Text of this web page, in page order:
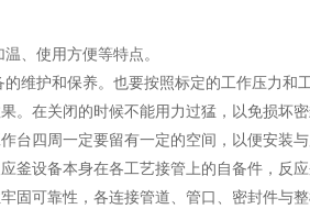
、使用方便等特点。
维护和保养。也要按照标定的工作压力和
。在关闭的时候不能用力过猛，以免损坏
台四周一定要留有一定的空间，以便安装
釜设备本身在各工艺接管上的自备件，反
固可靠性，各连接管道、管口、密封件与